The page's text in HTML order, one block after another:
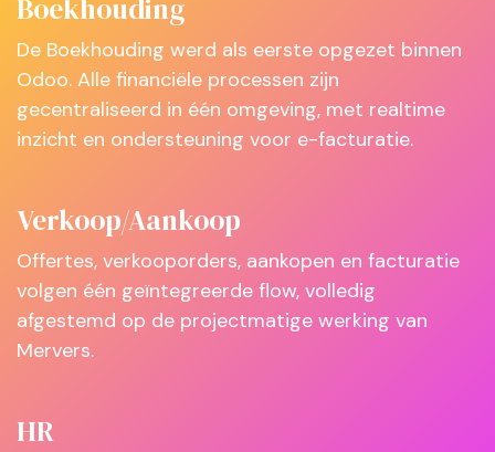
Boekhouding
De Boekhouding werd als eerste opgezet binnen
Odoo. Alle financiële processen zijn
gecentraliseerd in één omgeving, met realtime
inzicht en ondersteuning voor e-facturatie.
Verkoop/Aankoop
Offertes, verkooporders, aankopen en facturatie
volgen één geïntegreerde flow, volledig
afgestemd op de projectmatige werking van
Mervers.
HR